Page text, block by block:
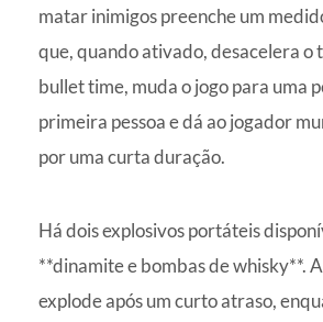
matar inimigos preenche um
que, quando ativado, desacelera o
bullet time, muda o jogo para uma
primeira pessoa e dá ao jogador
por uma curta duração.
Há dois explosivos portáteis
**dinamite e bombas de whisky**.
explode após um curto atraso,